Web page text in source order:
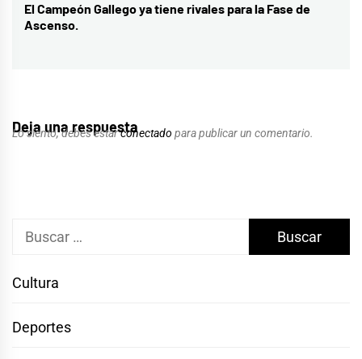
Entrada
siguiente:
El Campeón Gallego ya tiene rivales para la Fase de
Ascenso.
Deja una respuesta
Lo siento, debes estarconectado para publicar un comentario.
Buscar:
Cultura
Deportes